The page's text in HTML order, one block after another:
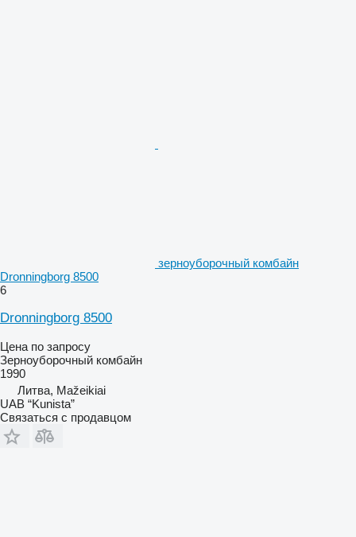
зерноуборочный комбайн
Dronningborg 8500
6
Dronningborg 8500
Цена по запросу
Зерноуборочный комбайн
1990
Литва, Mažeikiai
UAB “Kunista”
Связаться с продавцом